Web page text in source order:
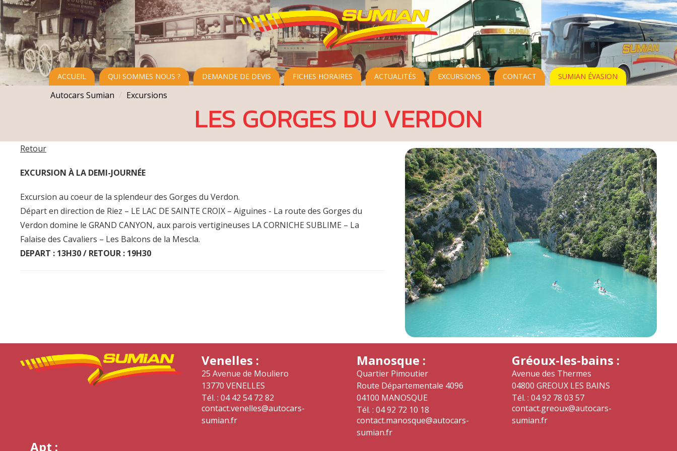
ACCUEIL QUI SOMMES NOUS ? DEMANDE DE DEVIS FICHES HORAIRES ACTUALITÉS EXCURSIONS CONTACT SUMIAN ÉVASION
Autocars Sumian Excursions
LES GORGES DU VERDON
Retour
EXCURSION À LA DEMI-JOURNÉE
Excursion au coeur de la splendeur des Gorges du Verdon.
Départ en direction de Riez – LE LAC DE SAINTE CROIX – Aiguines - La route des Gorges du
Verdon domine le GRAND CANYON, aux parois vertigineuses LA CORNICHE SUBLIME – La
Falaise des Cavaliers – Les Balcons de la Mescla.
DEPART : 13H30 / RETOUR : 19H30
Venelles :
25 Avenue de Mouliero
13770 VENELLES
Tél. : 04 42 54 72 82
contact.venelles@autocars-
sumian.fr
Manosque :
Quartier Pimoutier
Route Départementale 4096
04100 MANOSQUE
Tél. : 04 92 72 10 18
contact.manosque@autocars-
sumian.fr
Gréoux-les-bains :
Avenue des Thermes
04800 GREOUX LES BAINS
Tél. : 04 92 78 03 57
contact.greoux@autocars-
sumian.fr
Apt :